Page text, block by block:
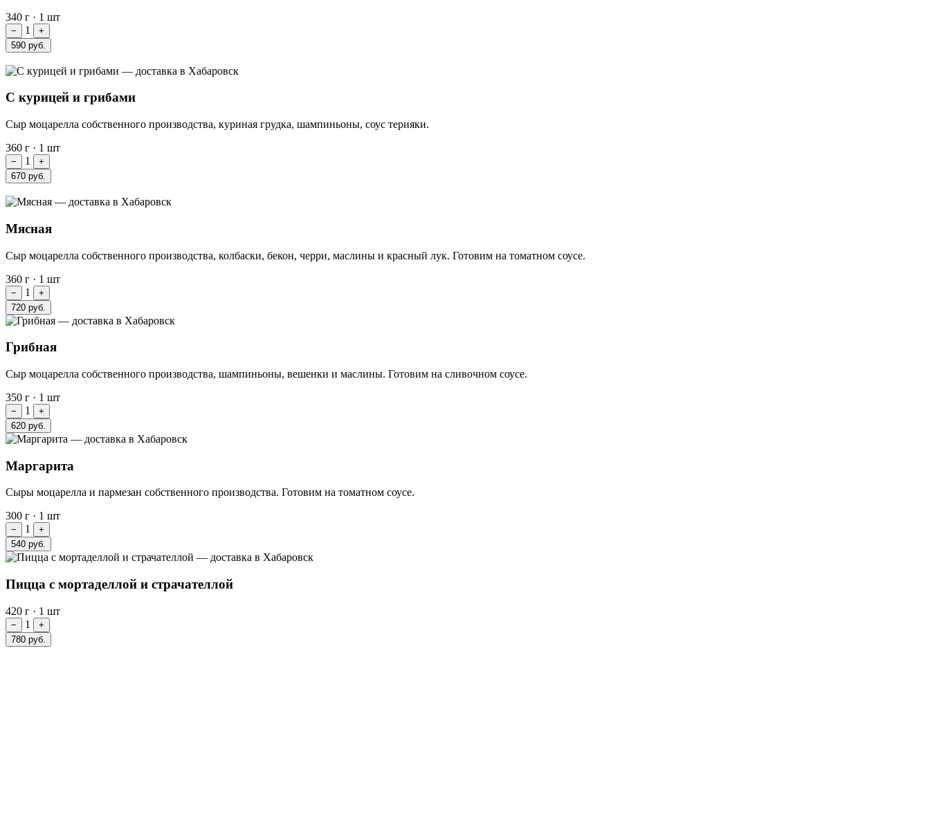
340 г · 1 шт
− 1
+
590 руб.
С курицей и грибами
Сыр моцарелла собственного производства, куриная грудка, шампиньоны, соус терияки.
360 г · 1 шт
− 1
+
670 руб.
Мясная
Сыр моцарелла собственного производства, колбаски, бекон, черри, маслины и красный лук. Готовим на томатном соусе.
360 г · 1 шт
− 1
+
720 руб.
Грибная
Сыр моцарелла собственного производства, шампиньоны, вешенки и маслины. Готовим на сливочном соусе.
350 г · 1 шт
− 1
+
620 руб.
Маргарита
Сыры моцарелла и пармезан собственного производства. Готовим на томатном соусе.
300 г · 1 шт
− 1
+
540 руб.
Пицца с мортаделлой и страчателлой
420 г · 1 шт
− 1
+
780 руб.